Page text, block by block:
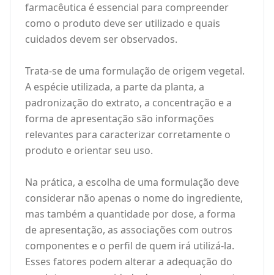
farmacêutica é essencial para compreender
como o produto deve ser utilizado e quais
cuidados devem ser observados.
Trata-se de uma formulação de origem vegetal.
A espécie utilizada, a parte da planta, a
padronização do extrato, a concentração e a
forma de apresentação são informações
relevantes para caracterizar corretamente o
produto e orientar seu uso.
Na prática, a escolha de uma formulação deve
considerar não apenas o nome do ingrediente,
mas também a quantidade por dose, a forma
de apresentação, as associações com outros
componentes e o perfil de quem irá utilizá-la.
Esses fatores podem alterar a adequação do